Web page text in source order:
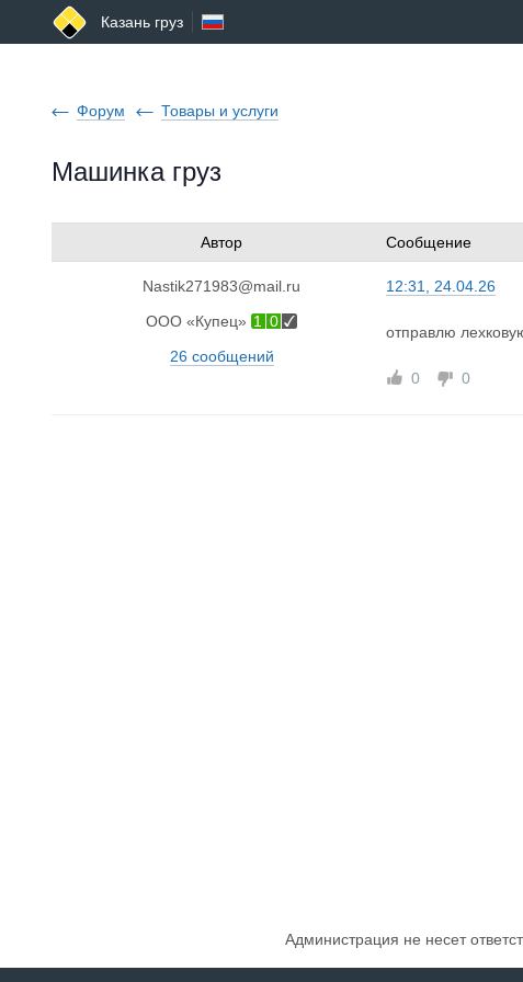
Казань груз
Форум Товары и услуги
Машинка груз
Автор Сообщение
Nastik271983@mail.ru
ООО «Купец» 1
0
26 сообщений
12:31, 24.04.26
отправлю
0 0
Администрация не несет